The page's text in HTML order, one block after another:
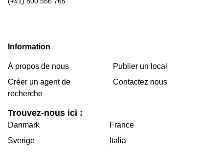
Information
À propos de nous
Créer un agent de
recherche
Publier un local
Contactez nous
Trouvez-nous ici :
Danmark
Sverige
France
Italia